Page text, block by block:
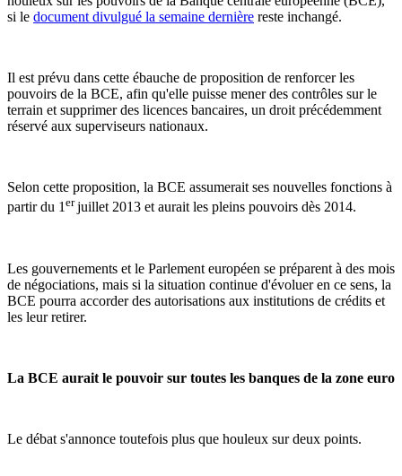
si le document divulgué la semaine dernière reste inchangé.
Il est prévu dans cette ébauche de proposition de renforcer les
pouvoirs de la BCE, afin qu'elle puisse mener des contrôles sur le
terrain et supprimer des licences bancaires, un droit précédemment
réservé aux superviseurs nationaux.
Selon cette proposition, la BCE assumerait ses nouvelles fonctions à
partir du 1erjuillet 2013 et aurait les pleins pouvoirs dès 2014.
Les gouvernements et le Parlement européen se préparent à des mois
de négociations, mais si la situation continue d'évoluer en ce sens, la
BCE pourra accorder des autorisations aux institutions de crédits et
les leur retirer.
La BCE aurait le pouvoir sur toutes les banques de la zone euro
Le débat s'annonce toutefois plus que houleux sur deux points.